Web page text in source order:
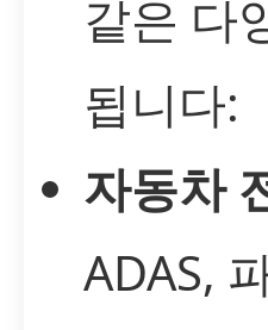
같은 다
됩니다:
자동차
ADAS,